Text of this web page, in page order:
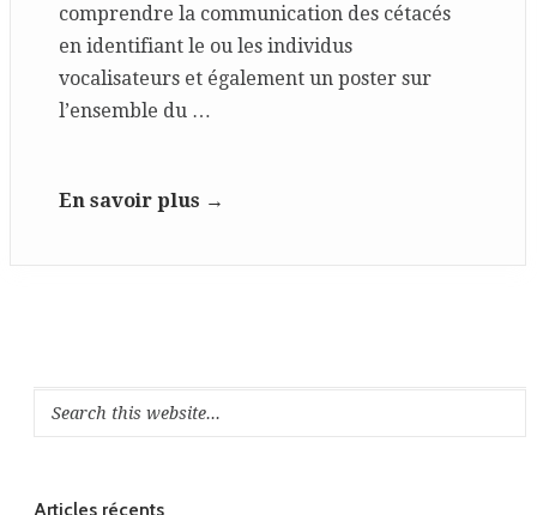
comprendre la communication des cétacés
en identifiant le ou les individus
vocalisateurs et également un poster sur
l’ensemble du …
En savoir plus →
Articles récents